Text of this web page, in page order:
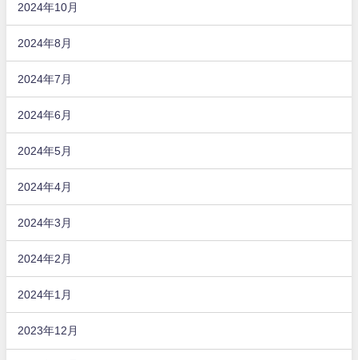
2024年10月
2024年8月
2024年7月
2024年6月
2024年5月
2024年4月
2024年3月
2024年2月
2024年1月
2023年12月